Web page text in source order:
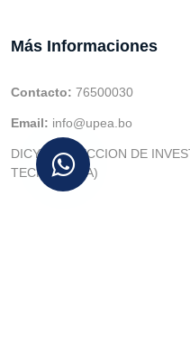
Más Informaciones
Contacto: 76500030
Email: info@upea.bo
DICYT (DIRECCION DE
TECNOLOGIA)